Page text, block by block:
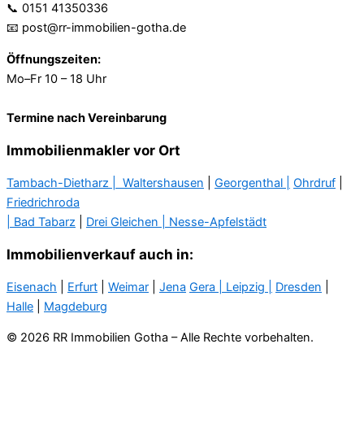
📞 0151 41350336
📧 post@rr-immobilien-gotha.de
Öffnungszeiten:
Mo–Fr 10 – 18 Uhr
Termine nach Vereinbarung
Immobilienmakler vor Ort
Tambach-Dietharz | Waltershausen Georgenthal | Ohrdruf
Friedrichroda
| Bad Tabarz
Drei Gleichen | Nesse-Apfelstädt
Immobilienverkauf auch in:
Eisenach Erfurt Weimar Jena Gera | Leipzig | Dresden
Halle
Magdeburg
© 2026 RR Immobilien Gotha – Alle Rechte vorbehalten.